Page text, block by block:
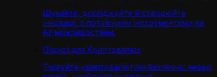
Шукайте, досліджуйте й створюйте
інновації з потужними інструментами та
AI-можливостями.
Проксі для Криптовалют
Торгуйте криптовалютою безпечно: низькі